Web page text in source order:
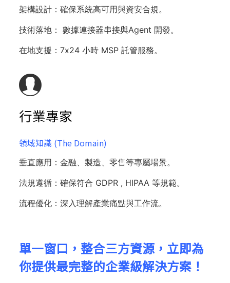
架構設計：確保系統高可用與資安合規。
技術落地： 數據連接器串接與Agent 開發。
在地支援：7x24 小時 MSP 託管服務。
行業專家​​
領域知識 (The Domain)​
垂直應用：金融、製造、零售等專屬場景。
法規遵循：​確保符合 GDPR , HIPAA 等規範。
流程優化：​深入理解產業痛點與工作流。
單一窗口，整合三方資源，立即為
你提供最完整的企業級解決方案！​